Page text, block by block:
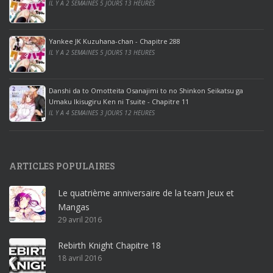
o
o
ff
i
c
e
2
0
1
r
o
ff
i
c
e
3
IL Y A 2 SEMAINES 5 JOURS 13 HEURES
Yankee JK Kuzuhana-chan - Chapitre 288
IL Y A 2 SEMAINES 5 JOURS 13 HEURES
Danshi da to Omotteita Osanajimi to no Shinkon Seikatsu ga
Umaku Ikisugiru Ken ni Tsuite - Chapitre 11
IL Y A 4 SEMAINES 3 JOURS 12 HEURES
ARTICLES POPULAIRES
Le quatrième anniversaire de la team Jeux et
Mangas
29 avril 2016
Rebirth Knight Chapitre 18
18 avril 2016